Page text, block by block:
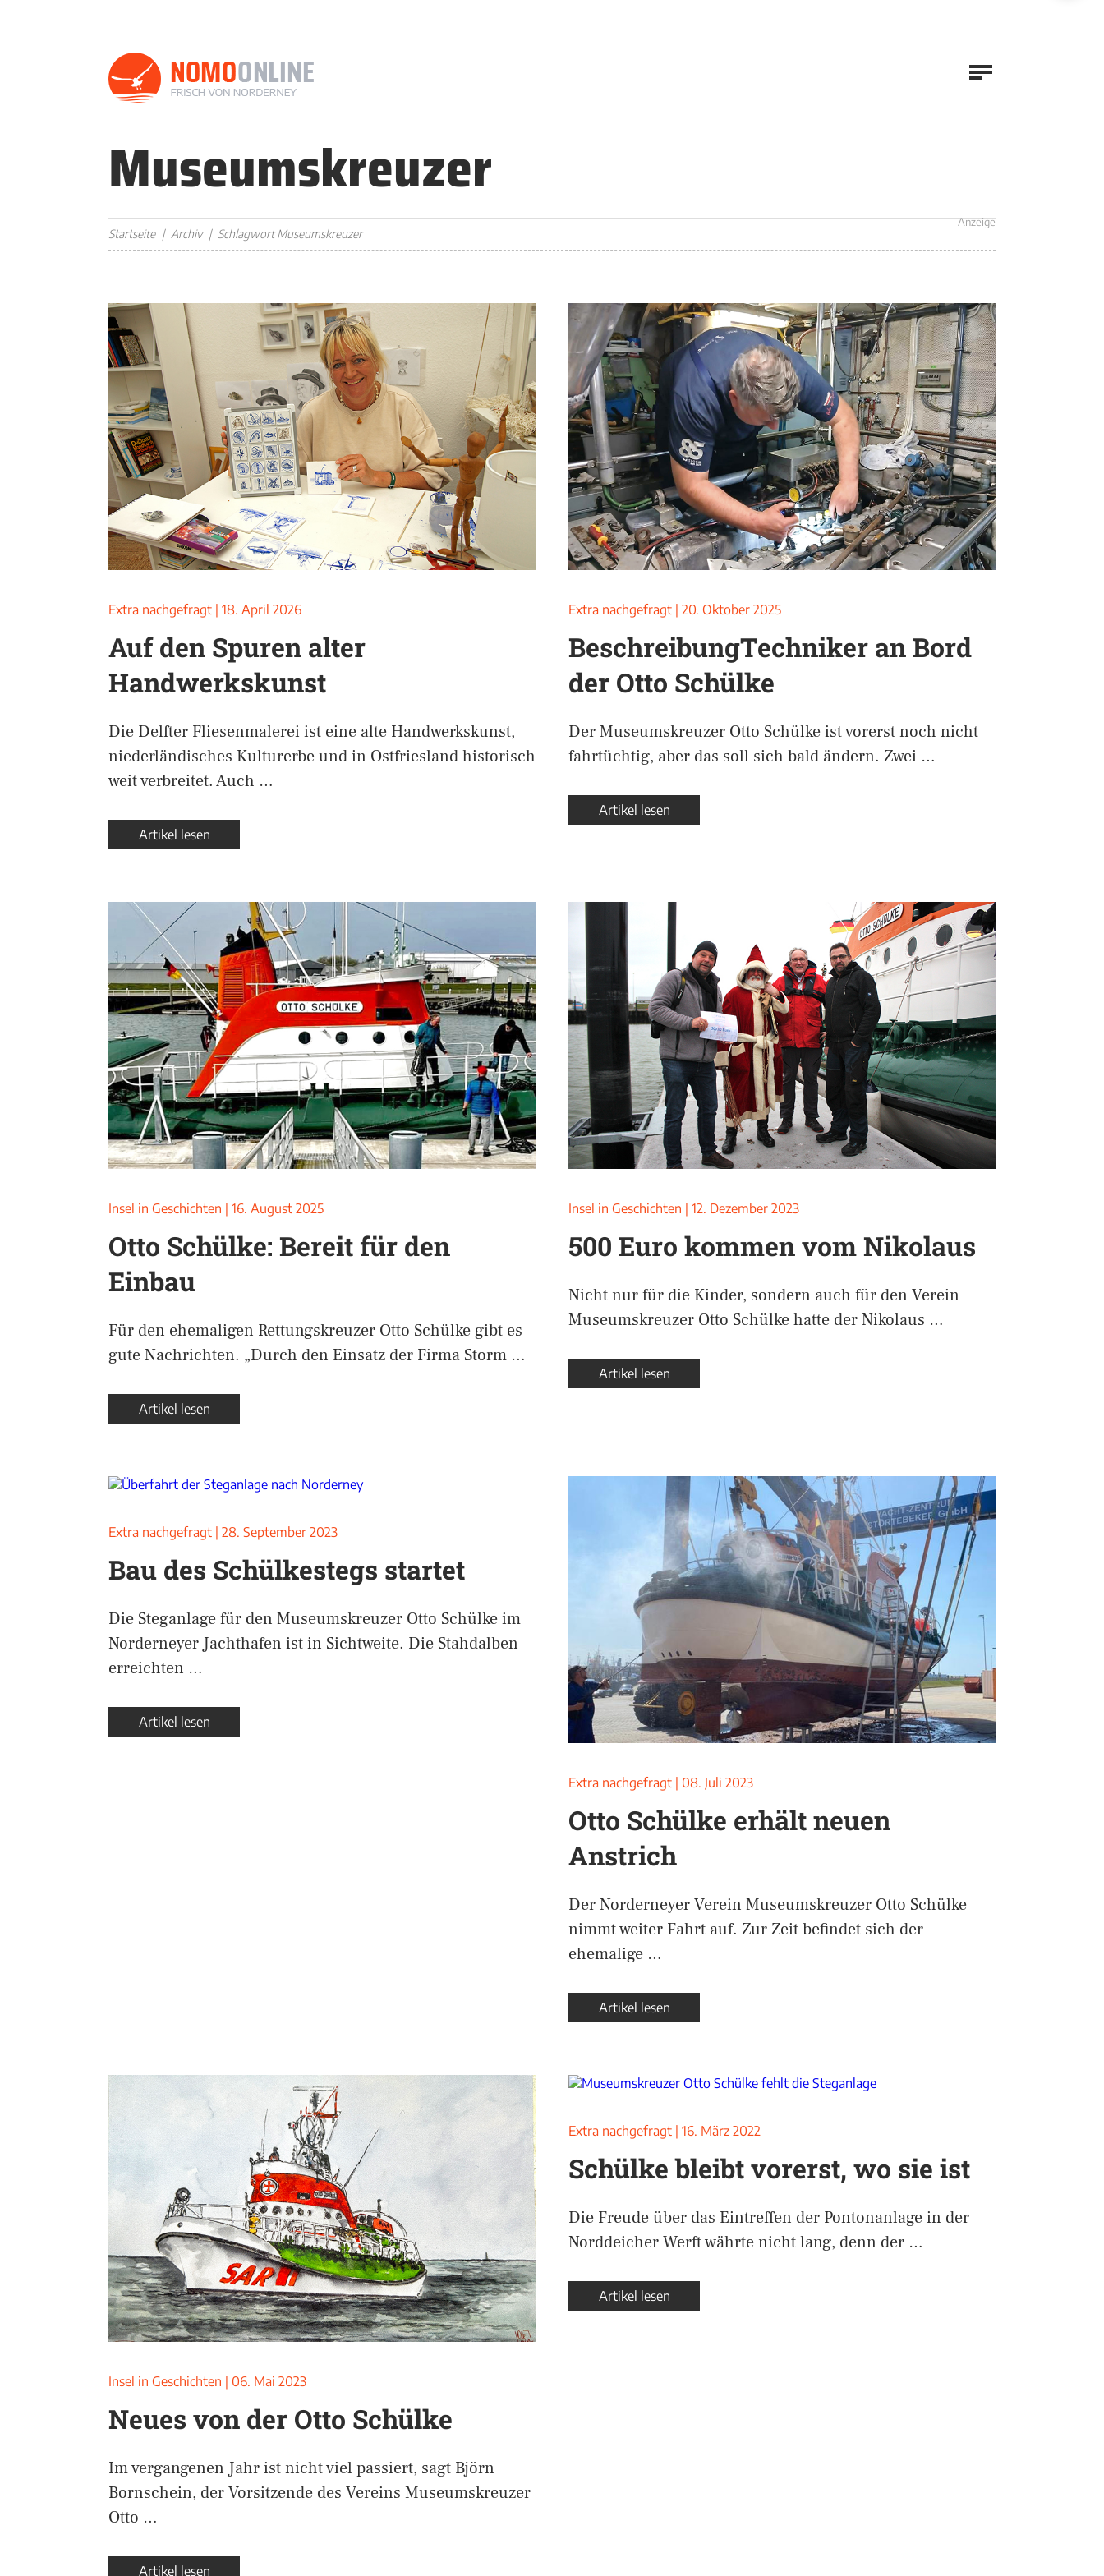
Museumskreuzer
Startseite Archiv Schlagwort Museumskreuzer
Extra nachgefragt 18. April 2026
Auf den Spuren alter
Handwerkskunst
Die Delfter Fliesenmalerei ist eine alte Handwerkskunst,
niederländisches Kulturerbe und in Ostfriesland historisch
weit verbreitet. Auch …
Artikel lesen
Extra nachgefragt 20. Oktober 2025
BeschreibungTechniker an Bord
der Otto Schülke
Der Museumskreuzer Otto Schülke ist vorerst noch nicht
fahrtüchtig, aber das soll sich bald ändern. Zwei …
Artikel lesen
Insel in Geschichten 16. August 2025
Otto Schülke: Bereit für den
Einbau
Für den ehemaligen Rettungskreuzer Otto Schülke gibt es
gute Nachrichten. „Durch den Einsatz der Firma Storm …
Artikel lesen
Insel in Geschichten 12. Dezember 2023
500 Euro kommen vom Nikolaus
Nicht nur für die Kinder, sondern auch für den Verein
Museumskreuzer Otto Schülke hatte der Nikolaus …
Artikel lesen
Anzeige
Extra nachgefragt 28. September 2023
Bau des Schülkestegs startet
Die Steganlage für den Museumskreuzer Otto Schülke im
Norderneyer Jachthafen ist in Sichtweite. Die Stahdalben
erreichten …
Artikel lesen
Extra nachgefragt 08. Juli 2023
Otto Schülke erhält neuen
Anstrich
Der Norderneyer Verein Museumskreuzer Otto Schülke
nimmt weiter Fahrt auf. Zur Zeit befindet sich der
ehemalige …
Artikel lesen
Insel in Geschichten 06. Mai 2023
Neues von der Otto Schülke
Im vergangenen Jahr ist nicht viel passiert, sagt Björn
Bornschein, der Vorsitzende des Vereins Museumskreuzer
Otto …
Artikel lesen
Extra nachgefragt 16. März 2022
Schülke bleibt vorerst, wo sie ist
Die Freude über das Eintreffen der Pontonanlage in der
Norddeicher Werft währte nicht lang, denn der …
Artikel lesen